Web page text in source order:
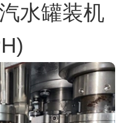
水罐装机